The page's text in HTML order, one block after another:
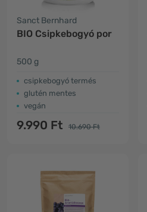
Sanct Bernhard
BIO Csipkebogyó por
500 g
csipkebogyó termés
glutén mentes
vegán
9.990 Ft 10.690 Ft